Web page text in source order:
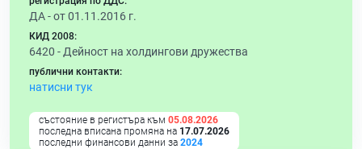
ДА - от 01.11.2016 г.
КИД 2008:
6420 - Дейност на холдингови дружества
публични контакти:
натисни тук
състояние в регистъра към 05.08.2026
последна вписана промяна на 17.07.2026
последни финансови данни за 2024